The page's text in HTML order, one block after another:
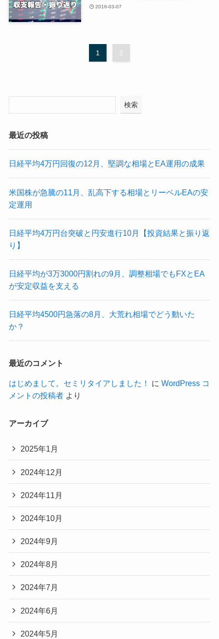
2016-03-07
1 2
検索
最近の投稿
日経平均4万円回復の12月、堅調な相場とEA運用の成果
米国株が急騰の11月、乱高下する相場とリーベルEAの安
定運用
日経平均4万円台突破と円安進行10月【投資結果と振り返
り】
日経平均が3万3000円割れの9月、調整相場でもFXとEA
が安定収益を支える
日経平均4500円急落の8月、大荒れ相場でどう動いた
か？
最近のコメント
はじめまして。セミリタイアしました！ に WordPress コ
メントの投稿者より
アーカイブ
2025年1月
2024年12月
2024年11月
2024年10月
2024年9月
2024年8月
2024年7月
2024年6月
2024年5月